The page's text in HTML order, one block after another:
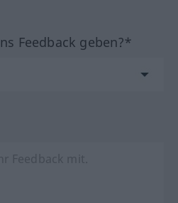
Feedback geben?*